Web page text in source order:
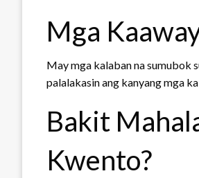
Mga
May mga kalaban na sumubok
palalakasin ang kanyang mga
Bakit
Kwento?